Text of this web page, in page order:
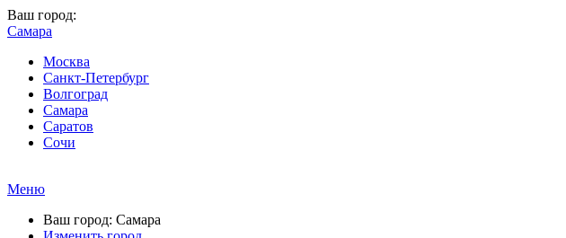
Ваш город:
Самара
Москва
Санкт-Петербург
Волгоград
Самара
Саратов
Сочи
Меню
Ваш город: Самара